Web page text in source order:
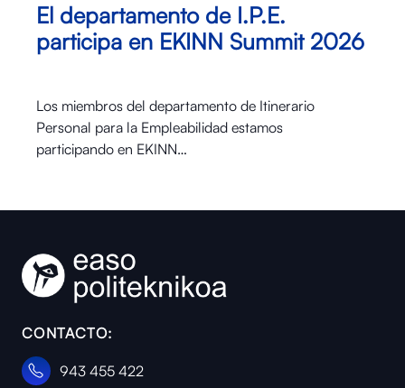
El departamento de I.P.E.
participa en EKINN Summit 2026
Los miembros del departamento de Itinerario
Personal para la Empleabilidad estamos
participando en EKINN…
CONTACTO:
943 455 422